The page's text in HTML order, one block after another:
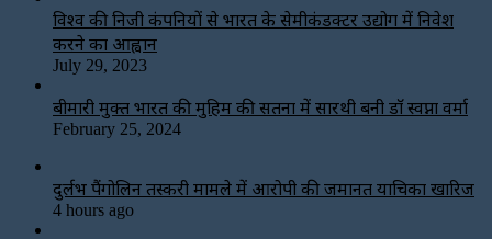
विश्‍व की निजी कंपनियों से भारत के सेमीकंडक्टर उद्योग में निवेश
करने का आह्वान
July 29, 2023
बीमारी मुक्त भारत की मुहिम की सतना में सारथी बनी डाॅ स्वप्ना वर्मा
February 25, 2024
दुर्लभ पैंगोलिन तस्करी मामले में आरोपी की जमानत याचिका खारिज
4 hours ago